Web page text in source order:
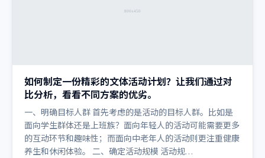
如何制定一份精彩的文体活动计划？让我们通过对
比分析，看看不同方案的优劣。
一、明确目标人群 首先考虑的是活动的目标人群。比如是
面向学生群体还是上班族？面向年轻人的活动可能需要更多
的互动环节和趣味性；而面向中老年人的活动则更注重健康
养生和休闲体验。 二、确定活动规模 活动规…